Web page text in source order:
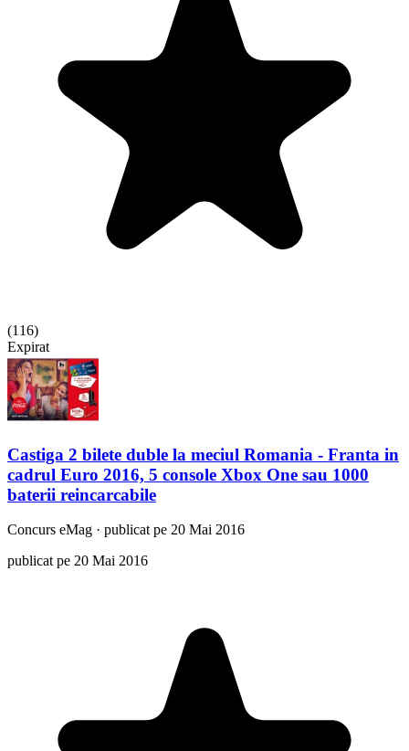
(116)
Expirat
Castiga 2 bilete duble la meciul Romania - Franta in
cadrul Euro 2016, 5 console Xbox One sau 1000
baterii reincarcabile
Concurs eMag · publicat pe 20 Mai 2016
publicat pe 20 Mai 2016